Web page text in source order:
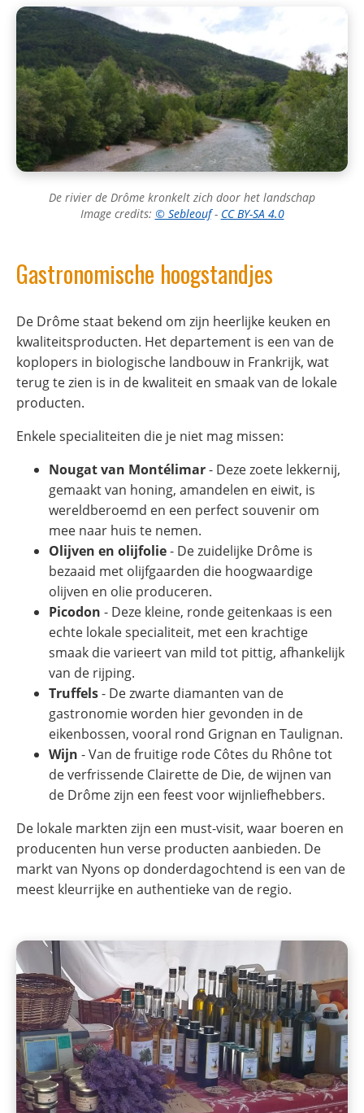
De rivier de Drôme kronkelt zich door het landschap
Image credits: © Sebleouf- CC BY-SA 4.0
Gastronomische hoogstandjes
De Drôme staat bekend om zijn heerlijke keuken en
kwaliteitsproducten. Het departement is een van de
koplopers in biologische landbouw in Frankrijk, wat
terug te zien is in de kwaliteit en smaak van de lokale
producten.
Enkele specialiteiten die je niet mag missen:
Nougat van Montélimar- Deze zoete lekkernij,
gemaakt van honing, amandelen en eiwit, is
wereldberoemd en een perfect souvenir om
mee naar huis te nemen.
Olijven en olijfolie- De zuidelijke Drôme is
bezaaid met olijfgaarden die hoogwaardige
olijven en olie produceren.
Picodon - Deze kleine, ronde geitenkaas is een
echte lokale specialiteit, met een krachtige
smaak die varieert van mild tot pittig, afhankelijk
van de rijping.
Truffels- De zwarte diamanten van de
gastronomie worden hier gevonden in de
eikenbossen, vooral rond Grignan en Taulignan.
Wijn - Van de fruitige rode Côtes du Rhône tot
de verfrissende Clairette de Die, de wijnen van
de Drôme zijn een feest voor wijnliefhebbers.
De lokale markten zijn een must-visit, waar boeren en
producenten hun verse producten aanbieden. De
markt van Nyons op donderdagochtend is een van de
meest kleurrijke en authentieke van de regio.